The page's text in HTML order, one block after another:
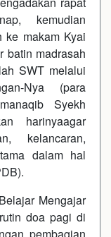
kemudian
ke makam Kyai
batin madrasah
SWT melalui
Nya (para
Syekh
harinyaagar
kelancaran,
dalam hal
Mengajar
doa pagi di
pembagian